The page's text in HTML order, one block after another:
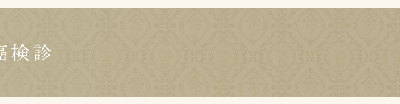
検診